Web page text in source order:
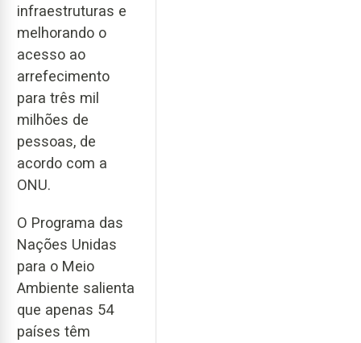
infraestruturas e
melhorando o
acesso ao
arrefecimento
para três mil
milhões de
pessoas, de
acordo com a
ONU.
O Programa das
Nações Unidas
para o Meio
Ambiente salienta
que apenas 54
países têm